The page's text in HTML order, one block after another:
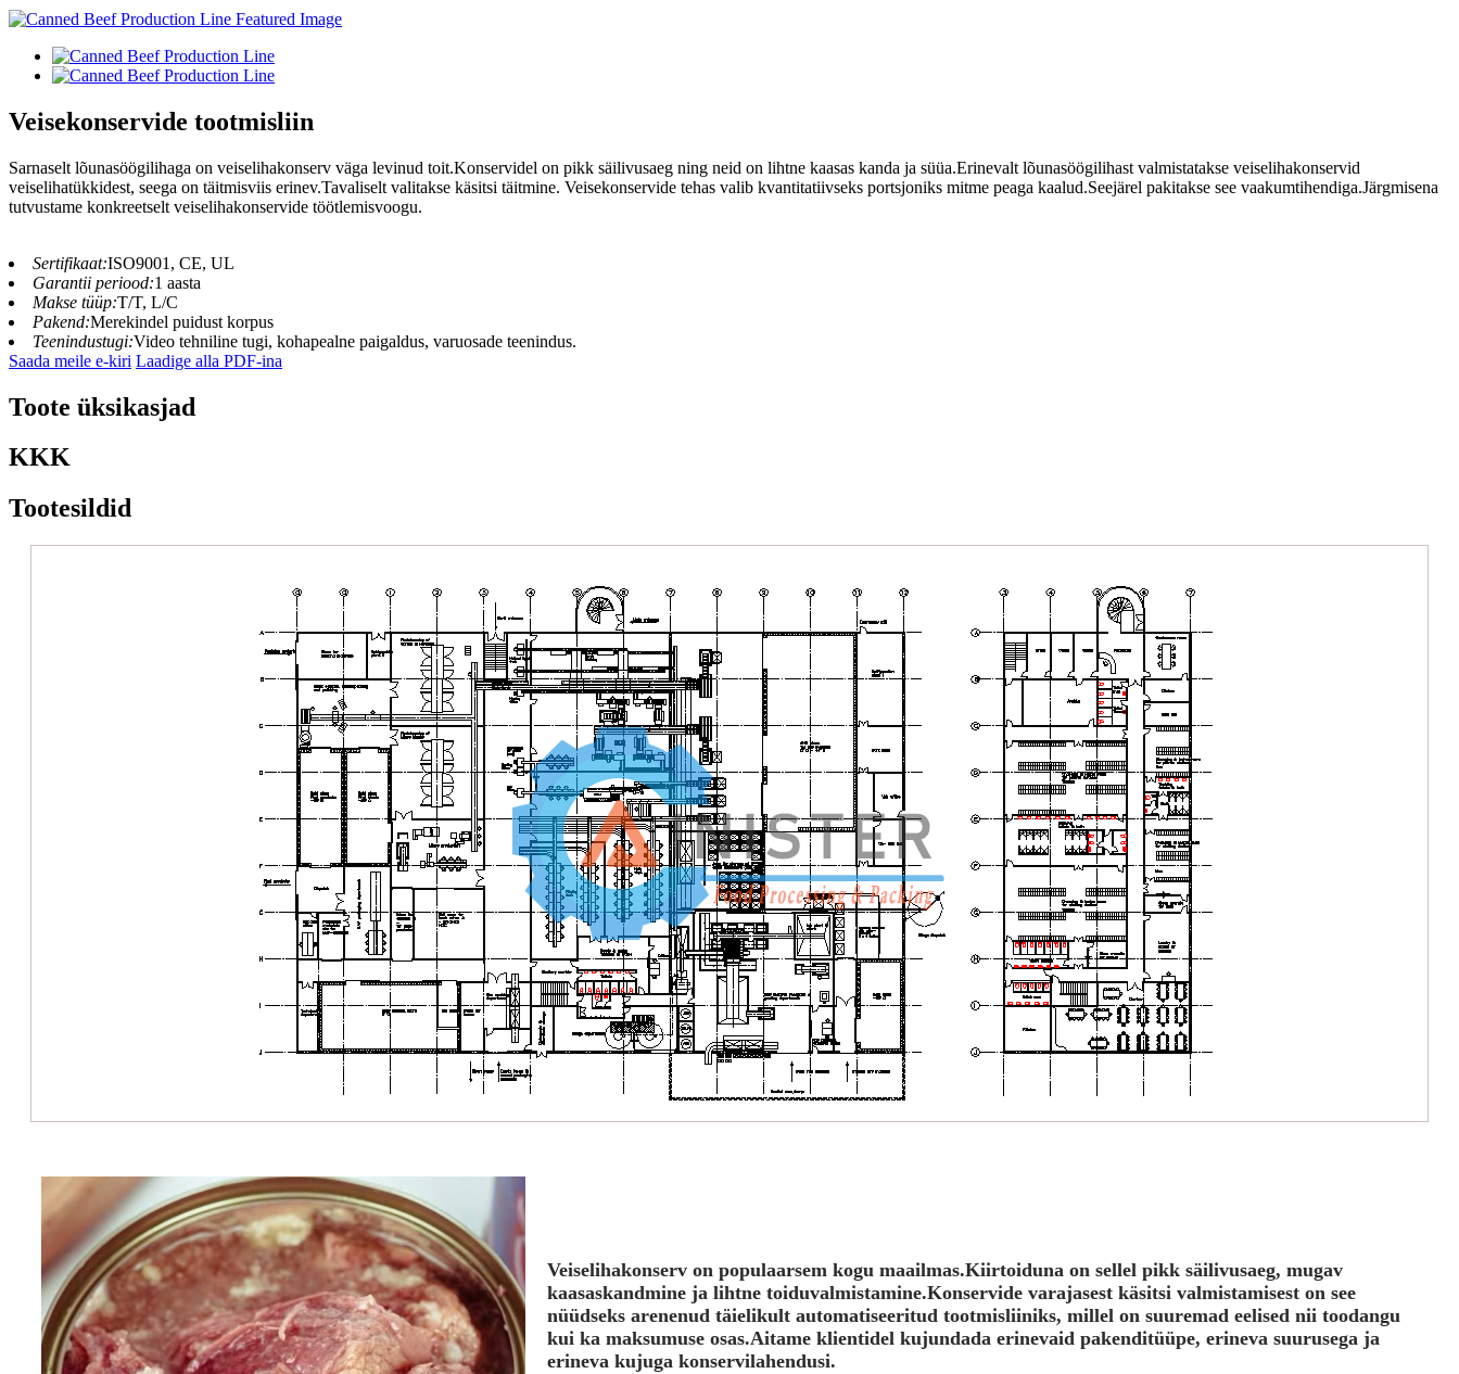
Veisekonservide tootmisliin
Sarnaselt lõunasöögilihaga on veiselihakonserv väga levinud toit.Konservidel on pikk säilivusaeg ning neid on lihtne kaasas kanda ja süüa.Erinevalt lõunasöögilihast valmistatakse veiselihakonservid
veiselihatükkidest, seega on täitmisviis erinev.Tavaliselt valitakse käsitsi täitmine. Veisekonservide tehas valib kvantitatiivseks portsjoniks mitme peaga kaalud.Seejärel pakitakse see vaakumtihendiga.Järgmisena
tutvustame konkreetselt veiselihakonservide töötlemisvoogu.
Sertifikaat:ISO9001, CE, UL
Garantii periood:1 aasta
Makse tüüp:T/T, L/C
Pakend:Merekindel puidust korpus
Teenindustugi:Video tehniline tugi, kohapealne paigaldus, varuosade teenindus.
Saada meile e-kiri Laadige alla PDF-ina
Toote üksikasjad
KKK
Tootesildid
Veiselihakonserv on populaarsem kogu maailmas.Kiirtoiduna on sellel pikk säilivusaeg, mugav
kaasaskandmine ja lihtne toiduvalmistamine.Konservide varajasest käsitsi valmistamisest on see
nüüdseks arenenud täielikult automatiseeritud tootmisliiniks, millel on suuremad eelised nii toodangu
kui ka maksumuse osas.Aitame klientidel kujundada erinevaid pakenditüüpe, erineva suurusega ja
erineva kujuga konservilahendusi.